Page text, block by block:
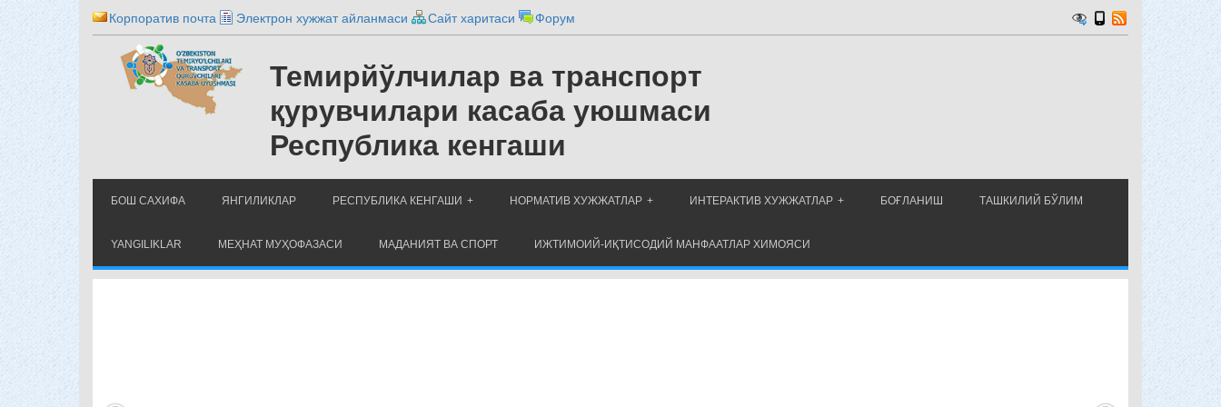
Корпоратив почта Электрон хужжат айланмаси Сайт харитаси Форум
Темирйўлчилар ва транспорт
қурувчилари касаба уюшмаси
Республика кенгаши
БОШ САХИФА ЯНГИЛИКЛАР РЕСПУБЛИКА КЕНГАШИ НОРМАТИВ ХУЖЖАТЛАР ИНТЕРАКТИВ ХУЖЖАТЛАР БОҒЛАНИШ ТАШКИЛИЙ БЎЛИМ
YANGILIKLAR МЕҲНАТ МУҲОФАЗАСИ МАДАНИЯТ ВА СПОРТ ИЖТИМОИЙ-ИҚТИСОДИЙ МАНФААТЛАР ХИМОЯСИ